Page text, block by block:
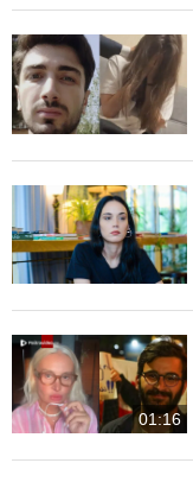
01:16